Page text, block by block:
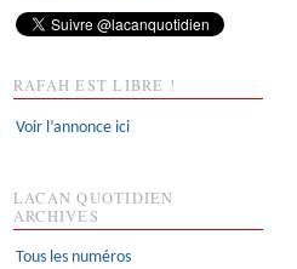
RAFAH EST LIBRE !
Voir l’annonce ici
LACAN QUOTIDIEN
ARCHIVES
Tous les numéros